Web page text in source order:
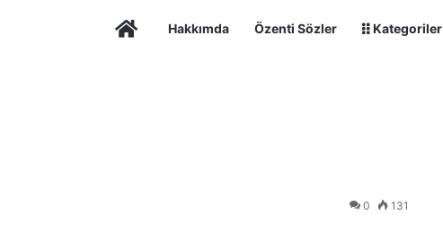
Ana Sayfa
Hakkımda Özenti Sözler Kategoriler
0 131